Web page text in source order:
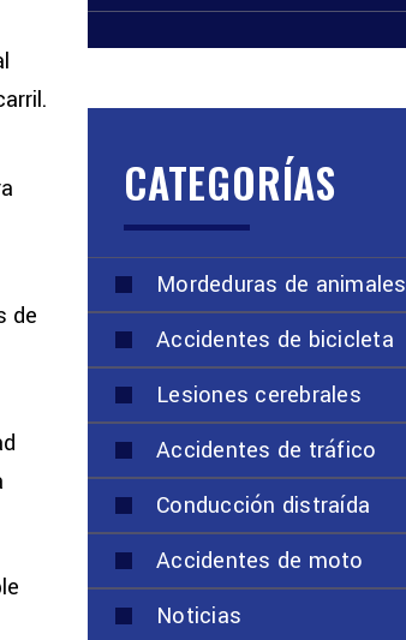
de
CATEGORÍAS
Mordeduras de animales
Accidentes de bicicleta
Lesiones cerebrales
Accidentes de tráfico
Conducción distraída
Accidentes de moto
Noticias